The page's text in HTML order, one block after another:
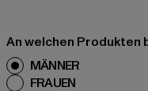
An welchen
MÄNNER
FRAUEN